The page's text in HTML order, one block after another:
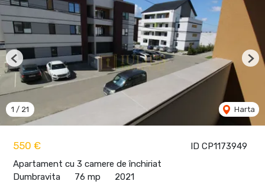
ID CP1173949
550 €
Apartament cu 3 camere de închiriat
Dumbravita
76 mp 2021
1 / 21 Harta
Previous